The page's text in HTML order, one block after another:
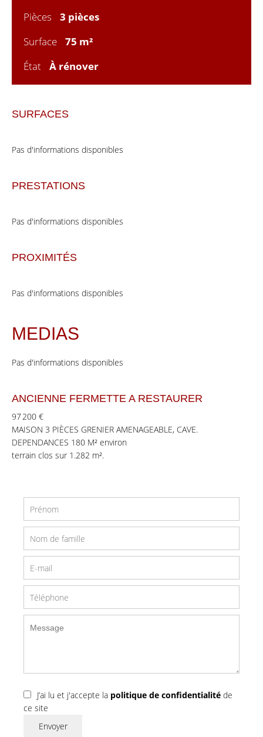
Pièces
3 pièces
Surface
75 m²
État
À rénover
SURFACES
Pas d'informations disponibles
PRESTATIONS
Pas d'informations disponibles
PROXIMITÉS
Pas d'informations disponibles
MEDIAS
Pas d'informations disponibles
ANCIENNE FERMETTE A RESTAURER
97 200 €
MAISON 3 PIÈCES GRENIER AMENAGEABLE, CAVE.
DEPENDANCES 180 M² environ
terrain clos sur 1.282 m².
J’ai lu et j'accepte la politique de confidentialité de
ce site
Envoyer